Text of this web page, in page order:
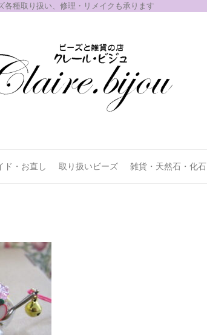
各種取り扱い、修理・リメイクも承ります
ド・お直し 取り扱いビーズ 雑貨・天然石・化石